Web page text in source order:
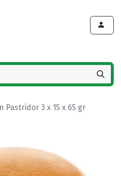
Pastridor 3 x 15 x 65 gr